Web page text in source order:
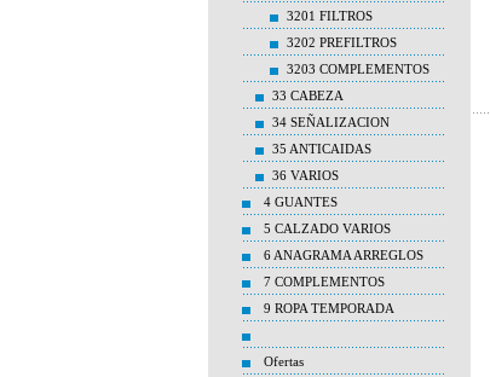
3201 FILTROS
3202 PREFILTROS
3203 COMPLEMENTOS
33 CABEZA
34 SEÑALIZACION
35 ANTICAIDAS
36 VARIOS
4 GUANTES
5 CALZADO VARIOS
6 ANAGRAMA ARREGLOS
7 COMPLEMENTOS
9 ROPA TEMPORADA
Ofertas